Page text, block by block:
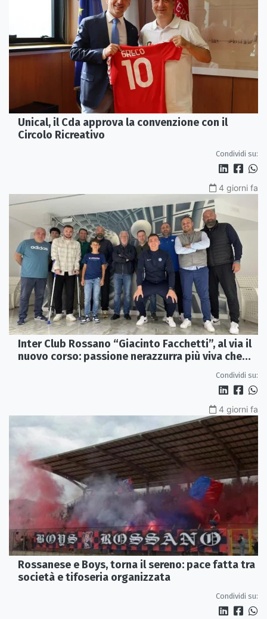
Unical, il Cda approva la convenzione con il
Circolo Ricreativo
Condividi su:
4 giorni fa
Inter Club Rossano “Giacinto Facchetti”, al via il
nuovo corso: passione nerazzurra più viva che
Condividi su:
4 giorni fa
Rossanese e Boys, torna il sereno: pace fatta tra
società e tifoseria organizzata
Condividi su: